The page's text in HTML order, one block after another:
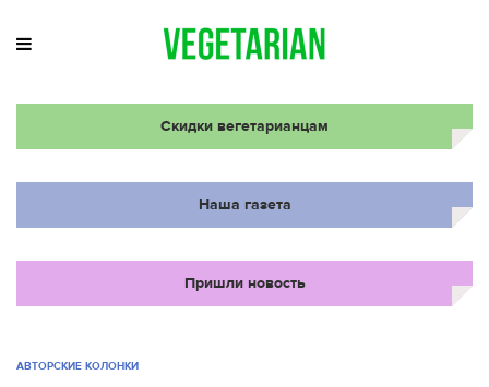
Скидки вегетарианцам
Наша газета
Пришли новость
АВТОРСКИЕ КОЛОНКИ